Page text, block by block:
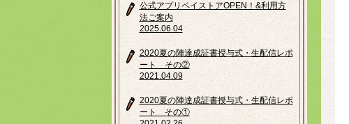
公式アプリペイストアOPEN！&利用方
法ご案内
2025.06.04
2020夏の陣達成証書授与式・生配信レポ
ート その②
2021.04.09
2020夏の陣達成証書授与式・生配信レポ
ート その①